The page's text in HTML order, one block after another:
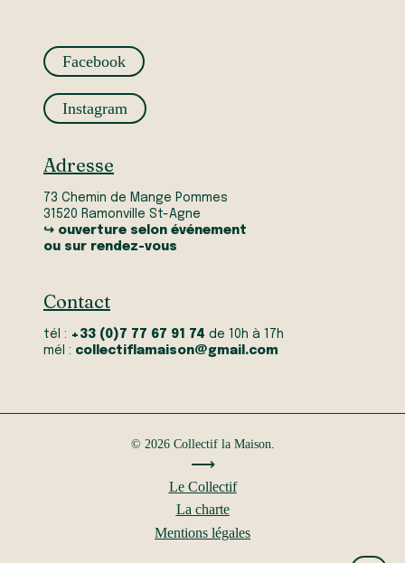
Facebook
Instagram
Adresse
73 Chemin de Mange Pommes
31520 Ramonville St-Agne
↪ ouverture selon événement
ou sur rendez-vous
Contact
tél : +33 (0)7 77 67 91 74 de 10h à 17h
mél : collectiflamaison@gmail.com
© 2026 Collectif la Maison.
⟶
Le Collectif
La charte
Mentions légales